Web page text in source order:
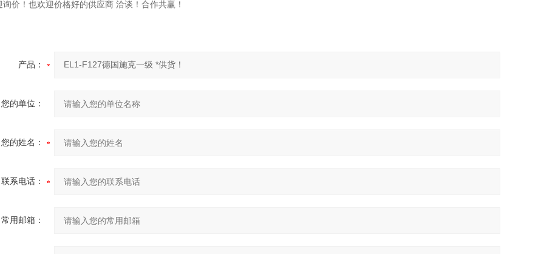
询价！也欢迎价格好的供应商 洽谈！合作共赢！
产品：
您的单位：
您的姓名：
联系电话：
常用邮箱：